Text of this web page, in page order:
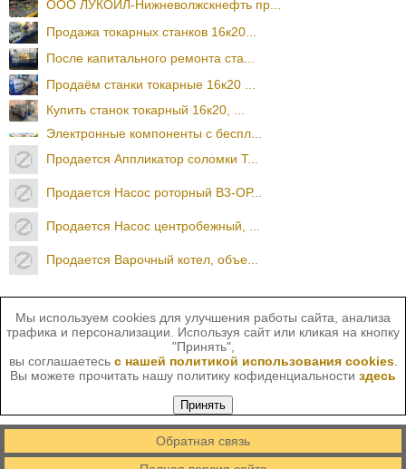
ООО ЛУКОЙЛ-Нижневолжскнефть пр...
Продажа токарных станков 16к20...
После капитального ремонта ста...
Продаём станки токарные 16к20 ...
Купить станок токарный 16к20, ...
Электронные компоненты с беспл...
Продается Аппликатор соломки T...
Продается Насос роторный В3-ОР...
Продается Насос центробежный, ...
Продается Варочный котел, объе...
Мы используем cookies для улучшения работы сайта, анализа
трафика и персонализации. Используя сайт или кликая на кнопку
"Принять",
вы соглашаетесь с нашей политикой использования cookies.
Вы можете прочитать нашу политику кофиденциальности здесь
Принять
Обратная связь